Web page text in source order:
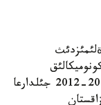
كورسةتكئشتةرئن ناقتئلاؤعا باعئتتالعان «2010-2012 جئلدارعا